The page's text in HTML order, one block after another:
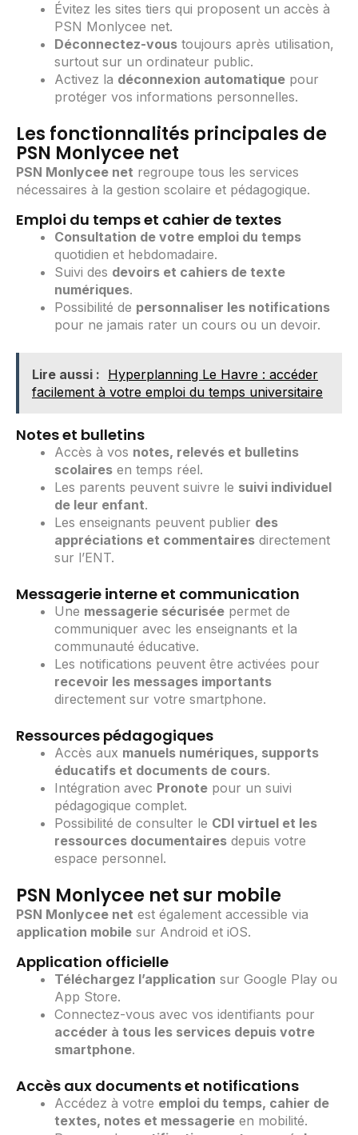
Évitez les sites tiers qui proposent un accès à
PSN Monlycee net.
Déconnectez-vous toujours après utilisation,
surtout sur un ordinateur public.
Activez la déconnexion automatique pour
protéger vos informations personnelles.
Les fonctionnalités principales de
PSN Monlycee net
PSN Monlycee net regroupe tous les services
nécessaires à la gestion scolaire et pédagogique.
Emploi du temps et cahier de textes
Consultation de votre emploi du temps
quotidien et hebdomadaire.
Suivi des devoirs et cahiers de texte
numériques.
Possibilité de personnaliser les notifications
pour ne jamais rater un cours ou un devoir.
Lire aussi : Hyperplanning Le Havre : accéder
facilement à votre emploi du temps universitaire
Notes et bulletins
Accès à vos notes, relevés et bulletins
scolaires en temps réel.
Les parents peuvent suivre le suivi individuel
de leur enfant.
Les enseignants peuvent publier des
appréciations et commentaires directement
sur l’ENT.
Messagerie interne et communication
Une messagerie sécurisée permet de
communiquer avec les enseignants et la
communauté éducative.
Les notifications peuvent être activées pour
recevoir les messages importants
directement sur votre smartphone.
Ressources pédagogiques
Accès aux manuels numériques, supports
éducatifs et documents de cours.
Intégration avec Pronote pour un suivi
pédagogique complet.
Possibilité de consulter le CDI virtuel et les
ressources documentaires depuis votre
espace personnel.
PSN Monlycee net sur mobile
PSN Monlycee net est également accessible via
application mobile sur Android et iOS.
Application officielle
Téléchargez l’application sur Google Play ou
App Store.
Connectez-vous avec vos identifiants pour
accéder à tous les services depuis votre
smartphone.
Accès aux documents et notifications
Accédez à votre emploi du temps, cahier de
textes, notes et messagerie en mobilité.